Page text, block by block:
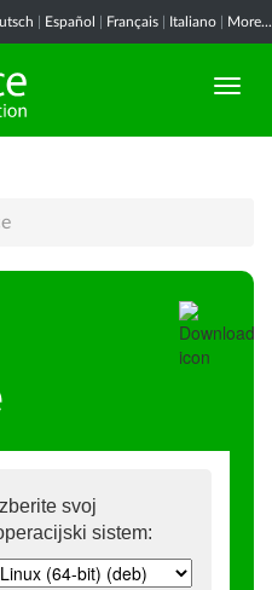
Español Français Italiano More...
Izberite svoj
sistem: